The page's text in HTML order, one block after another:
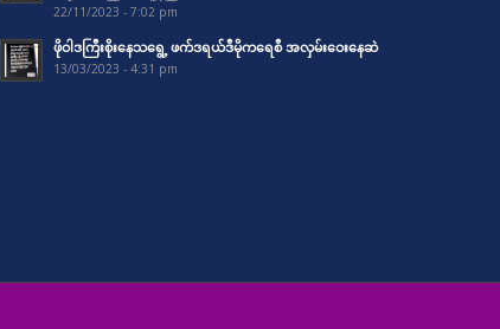
22/11/2023 - 7:02 pm
ဖိုဝါဒကြီးစိုးနေသရွေ့ ဖက်ဒရယ်ဒီမိုကရေစီ အလှမ်းဝေးနေဆဲ
13/03/2023 - 4:31 pm